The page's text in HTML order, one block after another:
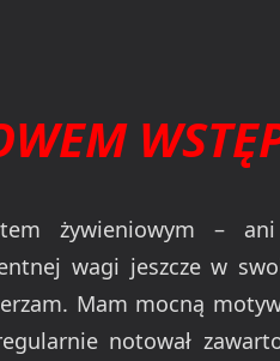
żywieniowym –
wagi jeszcze w
Mam mocną
notował